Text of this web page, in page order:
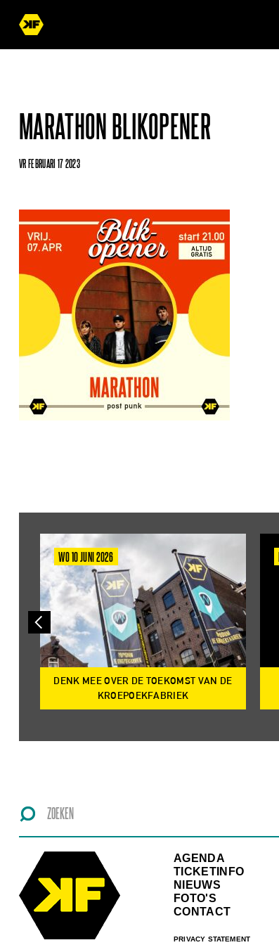
MARATHON BLIKOPENER
VR FEBRUARI 17 2023
WO 10 JUNI 2026
DENK MEE OVER DE TOEKOMST VAN DE
KROEPOEKFABRIEK
AGENDA
TICKETINFO
NIEUWS
FOTO'S
CONTACT
PRIVACY STATEMENT